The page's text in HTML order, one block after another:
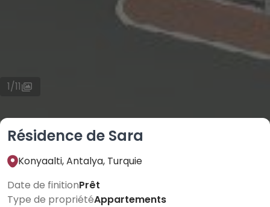
1/11
Résidence de Sara
Konyaalti, Antalya, Turquie
Date de finitionPrêt
Type de propriétéAppartements